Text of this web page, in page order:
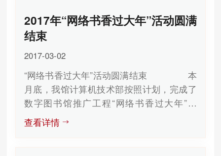
优质数字阅读的体验的同时还可以通过答题
参与抽奖，大家的热情非常高涨，我们也将
海淀区图书馆 2016年4月18日
喜爱的诗词的意境和理解。其中，有一位老
年读者用葫芦丝为我们演奏了一首“竹林深
可以陶冶情操，在世界读书日来临之际，为
大家献上一首优美的曲子，配合一首诗，希
望能给大家带来美好”。还有部分大学生也参
与了我们的活动，并通过朗诵体现了年轻人
的朝气蓬勃和对未来的美好期望。 之
后，许多读者还就自己的阅读经历进行了充
2017年“网络书香过大年”活动圆满
结束
2017-03-02
“网络书香过大年”活动圆满结束 本
月底，我馆计算机技术部按照计划，完成了
数字图书馆推广工程“网络书香过大年”活
动。读者通过线上和线下两种方式参与了活
动。 本次“网络书香过大年”活动主要包
查看详情